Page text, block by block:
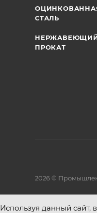
СТАЛЬ
ПРОКАТ
2026 ©
Используя данный сайт,